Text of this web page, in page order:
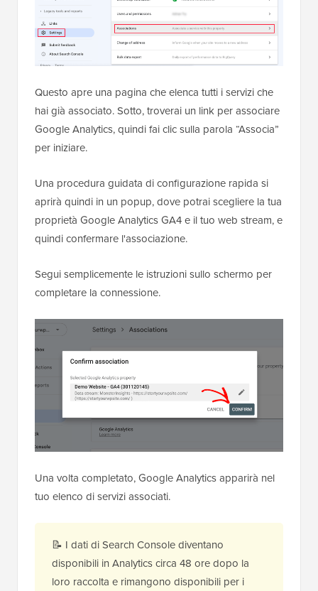
Questo apre una pagina che elenca tutti i servizi che
hai già associato. Sotto, troverai un link per associare
Google Analytics, quindi fai clic sulla parola “Associa”
per iniziare.
Una procedura guidata di configurazione rapida si
aprirà quindi in un popup, dove potrai scegliere la tua
proprietà Google Analytics GA4 e il tuo web stream, e
quindi confermare l'associazione.
Segui semplicemente le istruzioni sullo schermo per
completare la connessione.
Una volta completato, Google Analytics apparirà nel
tuo elenco di servizi associati.
📝 I dati di Search Console diventano
disponibili in Analytics circa 48 ore dopo la
loro raccolta e rimangono disponibili per i